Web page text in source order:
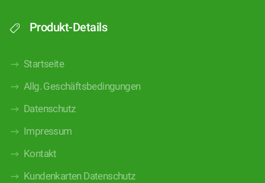
Produkt-Details
Startseite
Allg. Geschäftsbedingungen
Datenschutz
Impressum
Kontakt
Kundenkarten Datenschutz